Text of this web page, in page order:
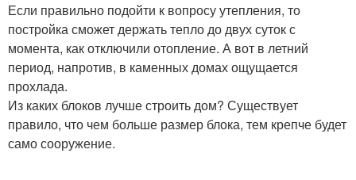
Если правильно подойти к вопросу утепления, то
постройка сможет держать тепло до двух суток с
момента, как отключили отопление. А вот в летний
период, напротив, в каменных домах ощущается
прохлада.
Из каких блоков лучше строить дом? Существует
правило, что чем больше размер блока, тем крепче будет
само сооружение.